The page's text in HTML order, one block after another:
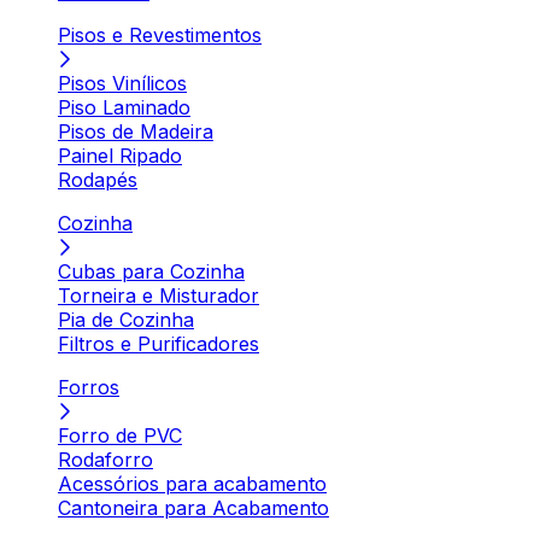
Pisos e Revestimentos
Pisos Vinílicos
Piso Laminado
Pisos de Madeira
Painel Ripado
Rodapés
Cozinha
Cubas para Cozinha
Torneira e Misturador
Pia de Cozinha
Filtros e Purificadores
Forros
Forro de PVC
Rodaforro
Acessórios para acabamento
Cantoneira para Acabamento